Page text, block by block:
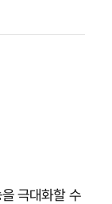
극대화할 수